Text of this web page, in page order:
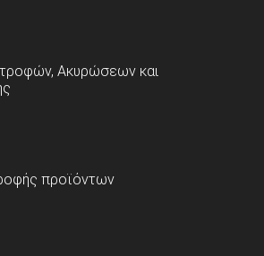
Ακυρώσεων και
προϊόντων